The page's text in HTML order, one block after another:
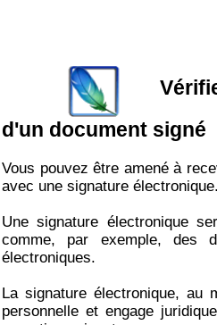
d'un document signé
Vous pouvez être amené à
avec une signature
Une signature électronique
comme, par exemple, des
électroniques.
La signature électronique, au
personnelle et engage